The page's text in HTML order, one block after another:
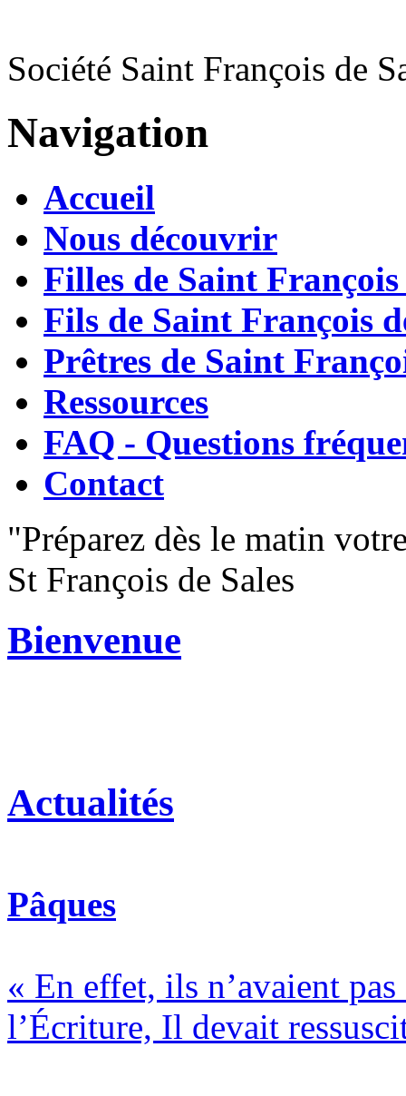
Société Saint François de
Navigation
Accueil
Nous découvrir
Filles de Saint François
Fils de Saint François
Prêtres de Saint
Ressources
FAQ - Questions
Contact
"Préparez dès le matin
St François de Sales
Bienvenue
Actualités
Pâques
« En effet, ils n’avaient
l’Écriture, Il devait